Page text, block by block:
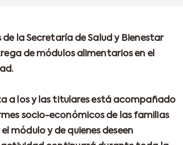
de la Secretaría de Salud y Bienestar
de módulos alimentarios en el
a los y las titulares está acompañado
socio-económicos de las familias
módulo y de quienes deseen